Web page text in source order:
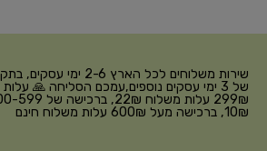
שירות משלוחים לכל הארץ
של 3 ימי עסקים נוספים,עמכם הסליחה 🙏
10₪, ברכישה מעל 600₪ עלות משלוח חינם